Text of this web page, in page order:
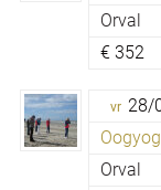
Orval
€ 352
vr 28/
Orval